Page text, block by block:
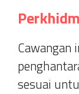
Cawangan
sesuai